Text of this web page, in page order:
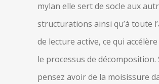
mylan elle sert de socle aux
structurations ainsi qu’à toute
de lecture active, ce qui accélère
le processus de décomposition.
pensez avoir de la moisissure